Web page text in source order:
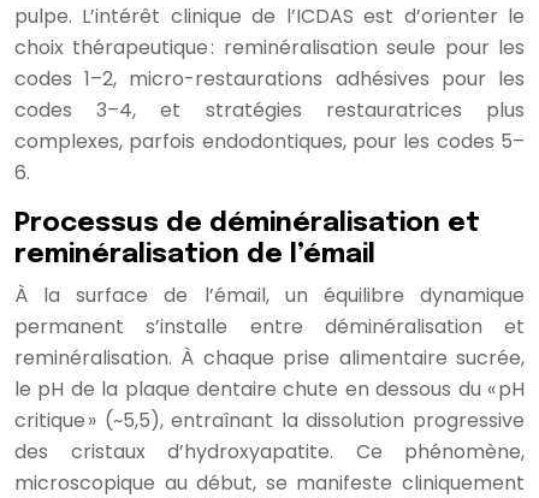
pulpe. L’intérêt clinique de l’ICDAS est d’orienter le
choix thérapeutique : reminéralisation seule pour les
codes 1–2, micro-restaurations adhésives pour les
codes 3–4, et stratégies restauratrices plus
complexes, parfois endodontiques, pour les codes 5–
6.
Processus de déminéralisation et
reminéralisation de l’émail
À la surface de l’émail, un équilibre dynamique
permanent s’installe entre déminéralisation et
reminéralisation. À chaque prise alimentaire sucrée,
le pH de la plaque dentaire chute en dessous du « pH
critique » (~5,5), entraînant la dissolution progressive
des cristaux d’hydroxyapatite. Ce phénomène,
microscopique au début, se manifeste cliniquement